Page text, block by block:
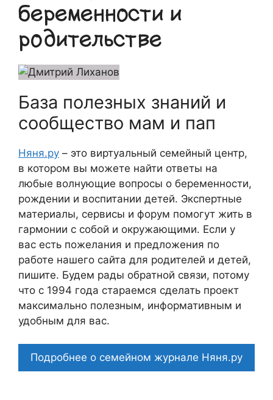
беременности и
родительстве
База полезных знаний и
сообщество мам и пап
Няня.ру – это виртуальный семейный центр,
в котором вы можете найти ответы на
любые волнующие вопросы о беременности,
рождении и воспитании детей. Экспертные
материалы, сервисы и форум помогут жить в
гармонии с собой и окружающими. Если у
вас есть пожелания и предложения по
работе нашего сайта для родителей и детей,
пишите. Будем рады обратной связи, потому
что c 1994 года стараемся сделать проект
максимально полезным, информативным и
удобным для вас.
Подробнее о семейном журнале Няня.ру